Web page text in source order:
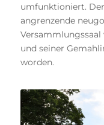
umfunktioniert.
angrenzende
Versammlungssaal
und seiner
worden.